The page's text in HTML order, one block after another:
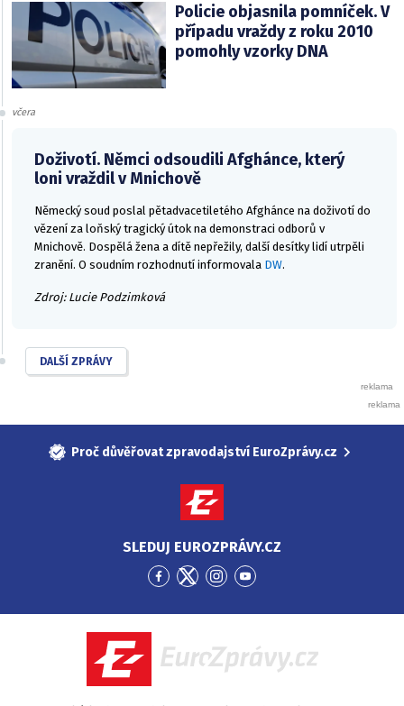
Policie objasnila pomníček. V
případu vraždy z roku 2010
pomohly vzorky DNA
včera
Doživotí. Němci odsoudili Afghánce, který
loni vraždil v Mnichově
Německý soud poslal pětadvacetiletého Afghánce na doživotí do
vězení za loňský tragický útok na demonstraci odborů v
Mnichově. Dospělá žena a dítě nepřežily, další desítky lidí utrpěli
zranění. O soudním rozhodnutí informovala DW.
Zdroj: Lucie Podzimková
DALŠÍ ZPRÁVY
Proč důvěřovat zpravodajství EuroZprávy.cz
SLEDUJ EUROZPRÁVY.CZ
Přejít
Facebook
Přejít
Twitter
Přejít
Instagram
Přejít
YouTube
EuroZprávy.cz